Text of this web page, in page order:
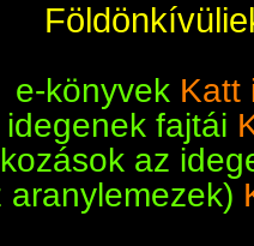
e-könyvek Katt
fajtái
az
aranylemezek)